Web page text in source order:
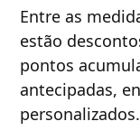
Entre as
estão
pontos
antecipadas,
personalizados.